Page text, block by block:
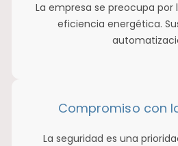
La empresa se preocupa por
eficiencia energética.
Compromiso con
La seguridad es una